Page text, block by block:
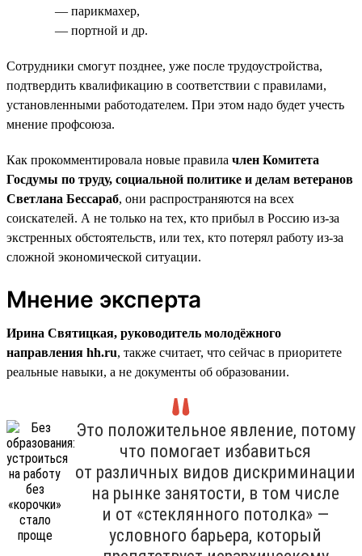
— парикмахер,
— портной и др.
Сотрудники смогут позднее, уже после трудоустройства,
подтвердить квалификацию в соответствии с правилами,
установленными работодателем. При этом надо будет учесть
мнение профсоюза.
Как прокомментировала новые правила член Комитета
Госдумы по труду, социальной политике и делам ветеранов
Светлана Бессараб, они распространяются на всех
соискателей. А не только на тех, кто прибыл в Россию из-за
экстренных обстоятельств, или тех, кто потерял работу из-за
сложной экономической ситуации.
Мнение эксперта
Ирина Святицкая, руководитель молодёжного
направления hh.ru, также считает, что сейчас в приоритете
реальные навыки, а не документы об образовании.
Это положительное явление, потому
что помогает избавиться
от различных видов дискриминации
на рынке занятости, в том числе
и от «стеклянного потолка» —
условного барьера, который